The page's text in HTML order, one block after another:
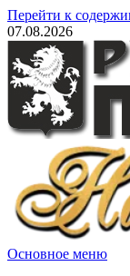
Перейти к
07.08.2026
Основное меню